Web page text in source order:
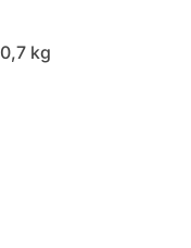
0,7 kg